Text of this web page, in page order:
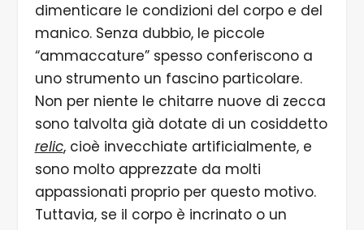
dimenticare le condizioni del corpo e del
manico. Senza dubbio, le piccole
“ammaccature” spesso conferiscono a
uno strumento un fascino particolare.
Non per niente le chitarre nuove di zecca
sono talvolta già dotate di un cosiddetto
relic, cioè invecchiate artificialmente, e
sono molto apprezzate da molti
appassionati proprio per questo motivo.
Tuttavia, se il corpo è incrinato o un